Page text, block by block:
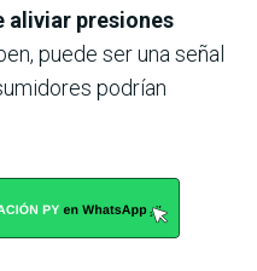
aliviar presiones
puede ser una señal
podrían